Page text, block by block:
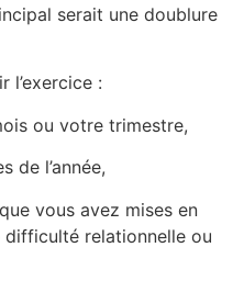
serait une doublure
l’exercice :
ou votre trimestre,
de l’année,
vous avez mises en
relationnelle ou